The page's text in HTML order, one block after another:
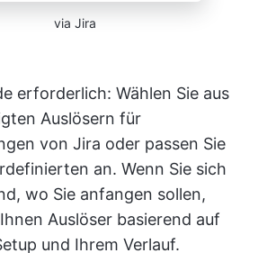
via Jira
erforderlich: Wählen Sie aus
Auslösern für
von Jira oder passen Sie
an. Wenn Sie sich
wo Sie anfangen sollen,
Auslöser basierend auf
und Ihrem Verlauf.